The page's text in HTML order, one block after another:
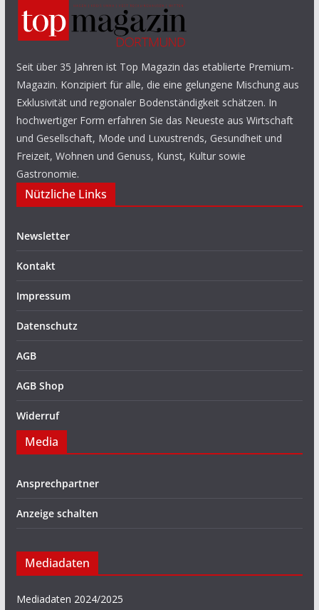
Seit über 35 Jahren ist Top Magazin das etablierte Premium-
Magazin. Konzipiert für alle, die eine gelungene Mischung aus
Exklusivität und regionaler Bodenständigkeit schätzen. In
hochwertiger Form erfahren Sie das Neueste aus Wirtschaft
und Gesellschaft, Mode und Luxustrends, Gesundheit und
Freizeit, Wohnen und Genuss, Kunst, Kultur sowie
Gastronomie.
Nützliche Links
Newsletter
Kontakt
Impressum
Datenschutz
AGB
AGB Shop
Widerruf
Media
Ansprechpartner
Anzeige schalten
Mediadaten
Mediadaten 2024/2025